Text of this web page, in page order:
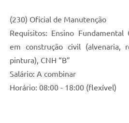
(230) Oficial de Manutenção
Requisitos: Ensino Fundamental
em construção civil (alvenaria,
pintura), CNH “B”
Salário: A combinar
Horário: 08:00 - 18:00 (flexível)